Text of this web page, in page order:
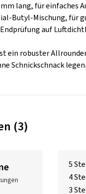
lang, für einfaches
Butyl-Mischung, für
auf
ein robuster
Schnickschnack legen.
(3)
5
4
3